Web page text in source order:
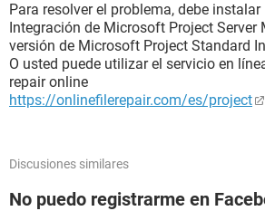
Para resolver el problema, debe
Integración de Microsoft Project Server
versión de Microsoft Project Standard
O usted puede utilizar el servicio en
repair online
https://onlinefilerepair.com/es/project
Discusiones similares
No puedo registrarme en